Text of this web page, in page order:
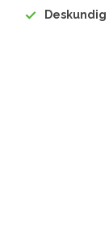
Deskundig